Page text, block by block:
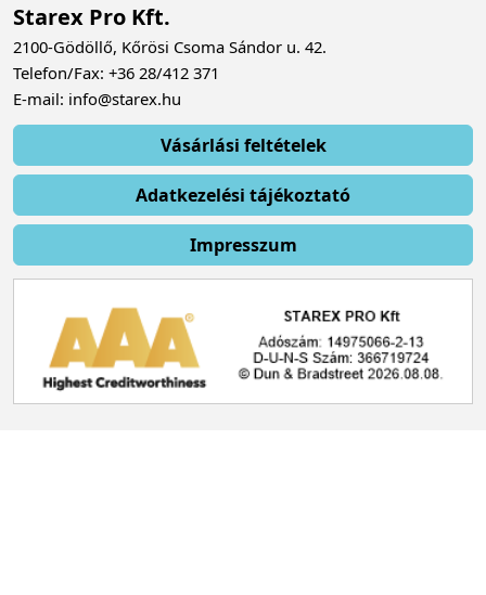
Starex Pro Kft.
2100-Gödöllő, Kőrösi Csoma Sándor u. 42.
Telefon/Fax: +36 28/412 371
E-mail: info@starex.hu
Vásárlási feltételek
Adatkezelési tájékoztató
Impresszum